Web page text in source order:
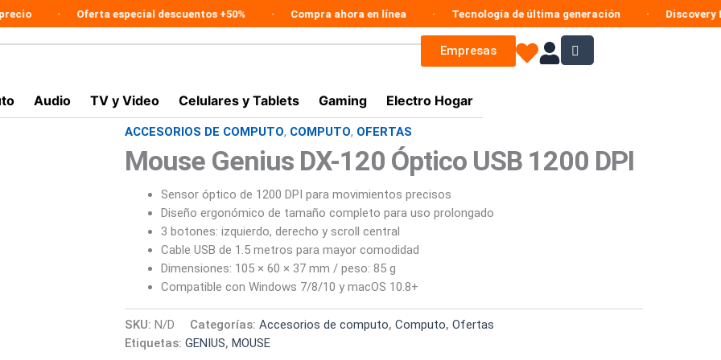
Oferta especial descuentos +50% Compra ahora en línea Tecnología de última generación Discovery
Empresas
Audio TV y Video Celulares y Tablets Gaming Electro Hogar
ACCESORIOS DE COMPUTO, COMPUTO, OFERTAS
Mouse Genius DX-120 Óptico USB 1200 DPI
Sensor óptico de 1200 DPI para movimientos precisos
Diseño ergonómico de tamaño completo para uso prolongado
3 botones: izquierdo, derecho y scroll central
Cable USB de 1.5 metros para mayor comodidad
Dimensiones: 105 × 60 × 37 mm / peso: 85 g
Compatible con Windows 7/8/10 y macOS 10.8+
SKU: N/D Categorías: Accesorios de computo, Computo, Ofertas
Etiquetas: GENIUS, MOUSE
El
precio
original
era:
$29.900.
El
precio
actual
es:
$19.900.
Mouse
Genius
DX-
óptico
1200
cantidad